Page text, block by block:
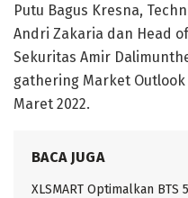
Putu Bagus Kresna,
Andri Zakaria dan Head
Sekuritas Amir
gathering Market Outlook
Maret 2022.
BACA JUGA
XLSMART Optimalkan BTS